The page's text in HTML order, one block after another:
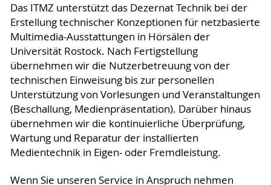
Das ITMZ unterstützt das Dezernat Technik bei der
Erstellung technischer Konzeptionen für netzbasierte
Multimedia-Ausstattungen in Hörsälen der
Universität Rostock. Nach Fertigstellung
übernehmen wir die Nutzerbetreuung von der
technischen Einweisung bis zur personellen
Unterstützung von Vorlesungen und Veranstaltungen
(Beschallung, Medienpräsentation). Darüber hinaus
übernehmen wir die kontinuierliche Überprüfung,
Wartung und Reparatur der installierten
Medientechnik in Eigen- oder Fremdleistung.
Wenn Sie unseren Service in Anspruch nehmen